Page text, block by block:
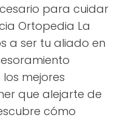
para cuidar
Ortopedia La
a ser tu aliado en
mejores
que alejarte de
cómo